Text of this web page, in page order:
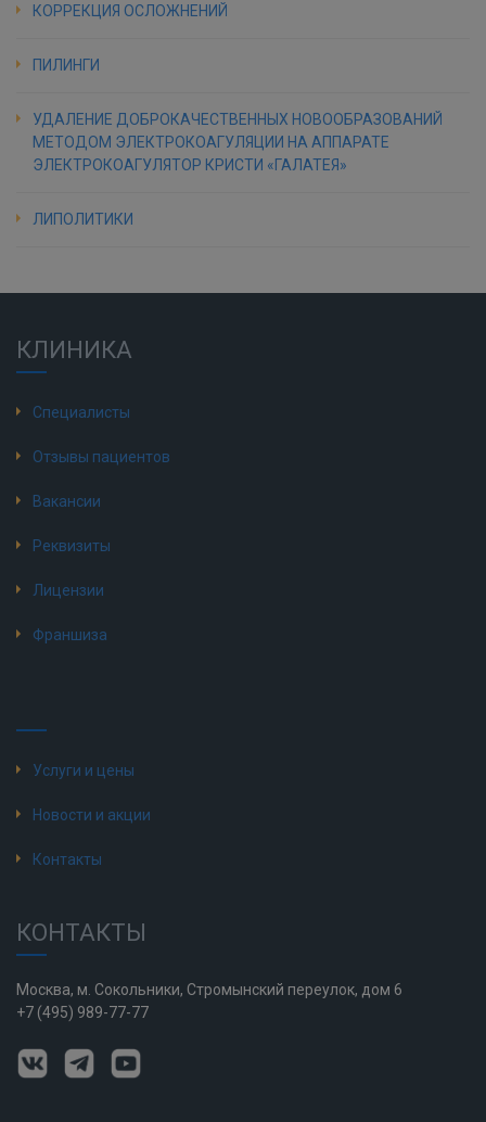
КОРРЕКЦИЯ ОСЛОЖНЕНИЙ
ПИЛИНГИ
УДАЛЕНИЕ ДОБРОКАЧЕСТВЕННЫХ НОВООБРАЗОВАНИЙ
МЕТОДОМ ЭЛЕКТРОКОАГУЛЯЦИИ НА АППАРАТЕ
ЭЛЕКТРОКОАГУЛЯТОР КРИСТИ «ГАЛАТЕЯ»
ЛИПОЛИТИКИ
КЛИНИКА
Специалисты
Отзывы пациентов
Вакансии
Реквизиты
Лицензии
Франшиза
Услуги и цены
Новости и акции
Контакты
КОНТАКТЫ
Москва, м. Сокольники, Стромынский переулок, дом 6
+7 (495) 989-77-77